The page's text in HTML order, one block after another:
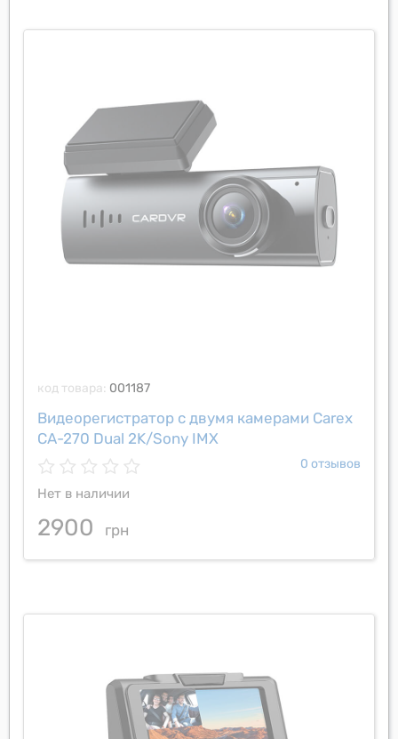
код товара: 001187
Видеорегистратор с двумя камерами Carex
CA-270 Dual 2K/Sony IMX
0 отзывов
Нет в наличии
2900 грн